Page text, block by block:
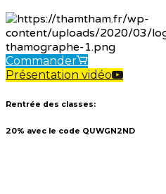
Commander
Présentation vidéo
Rentrée des classes:
20% avec le code QUWGN2ND